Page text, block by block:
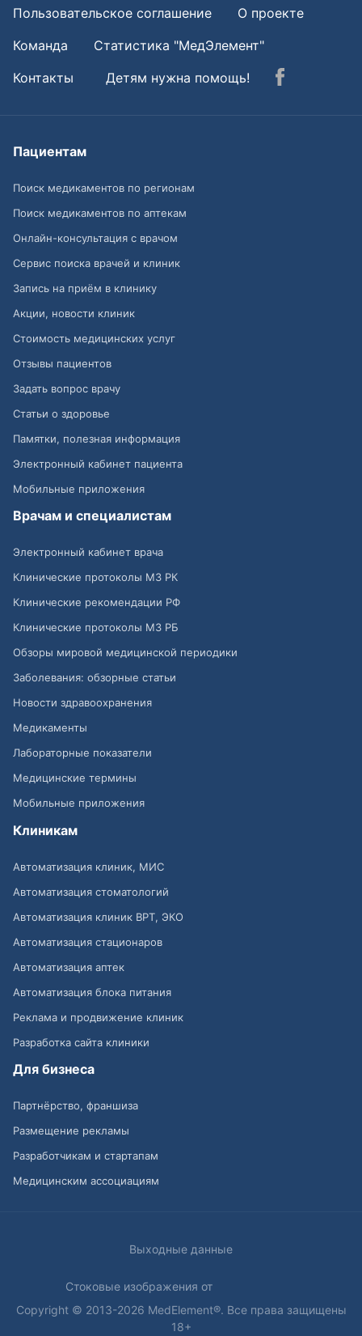
Пользовательское соглашение
О проекте
Команда
Статистика "МедЭлемент"
Контакты
Детям нужна помощь!
Пациентам
Поиск медикаментов по регионам
Поиск медикаментов по аптекам
Онлайн-консультация с врачом
Сервис поиска врачей и клиник
Запись на приём в клинику
Акции, новости клиник
Стоимость медицинских услуг
Отзывы пациентов
Задать вопрос врачу
Статьи о здоровье
Памятки, полезная информация
Электронный кабинет пациента
Мобильные приложения
Врачам и специалистам
Электронный кабинет врача
Клинические протоколы МЗ РК
Клинические рекомендации РФ
Клинические протоколы МЗ РБ
Обзоры мировой медицинской периодики
Заболевания: обзорные статьи
Новости здравоохранения
Медикаменты
Лабораторные показатели
Медицинские термины
Мобильные приложения
Клиникам
Автоматизация клиник, МИС
Автоматизация стоматологий
Автоматизация клиник ВРТ, ЭКО
Автоматизация стационаров
Автоматизация аптек
Автоматизация блока питания
Реклама и продвижение клиник
Разработка сайта клиники
Для бизнеса
Партнёрство, франшиза
Размещение рекламы
Разработчикам и стартапам
Медицинским ассоциациям
Выходные данные
Стоковые изображения от
Copyright © 2013-2026 MedElement®. Все права защищены
18+